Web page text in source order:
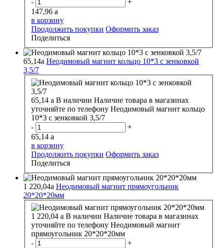
-
+
147,96 a
в корзину
Продолжить покупки Оформить заказ
Поделиться
65,14a Неодимовый магнит кольцо 10*3 с зенковкой
3,5/7
65,14 a В наличии Наличие товара в магазинах
уточняйте по телефону Неодимовый магнит кольцо
10*3 с зенковкой 3,5/7
-
+
65,14 a
в корзину
Продолжить покупки Оформить заказ
Поделиться
1 220,04a Неодимовый магнит прямоугольник
20*20*20мм
1 220,04 a В наличии Наличие товара в магазинах
уточняйте по телефону Неодимовый магнит
прямоугольник 20*20*20мм
-
+